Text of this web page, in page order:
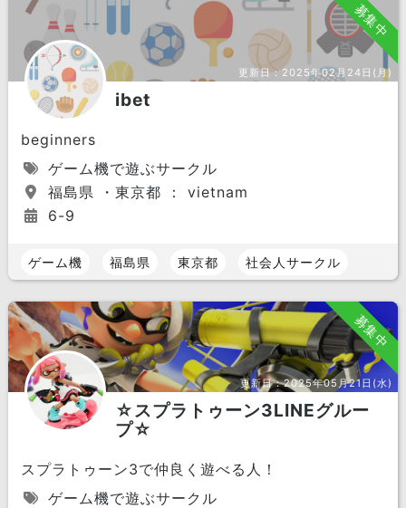
募集中
更新日：2025年02月24日(月)
ibet
beginners
ゲーム機で遊ぶサークル
福島県 ・東京都 ： vietnam
6-9
ゲーム機 福島県 東京都 社会人サークル
募集中
更新日：2025年05月21日(水)
☆スプラトゥーン3LINEグルー
プ☆
スプラトゥーン3で仲良く遊べる人！
ゲーム機で遊ぶサークル